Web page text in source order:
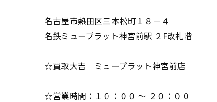
名古屋市熱田区三本松町１８－４
名鉄ミュープラット神宮前駅 ２F改札階
☆買取大吉 ミュープラット神宮前店
☆営業時間：１０：００ ～ ２０：００